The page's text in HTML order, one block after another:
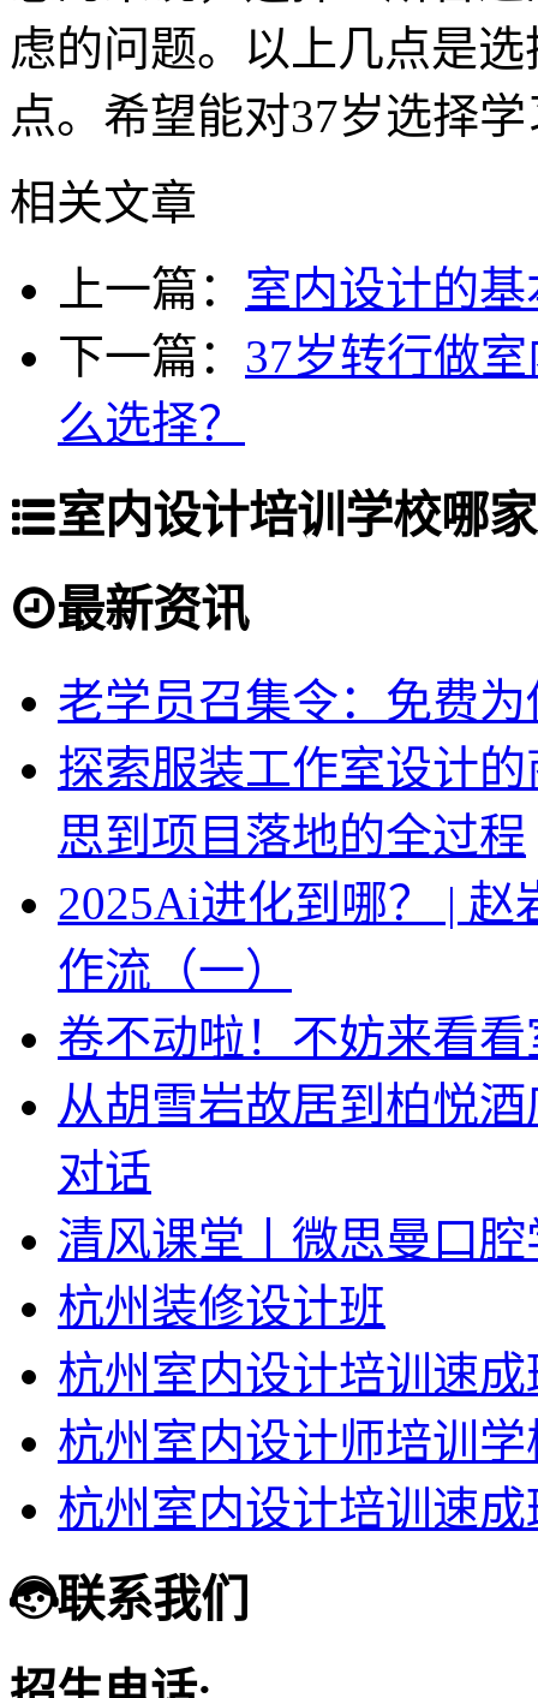
虑的问题。以上几点是
点。希望能对37岁选择
相关文章
上一篇： 室内设计的
下一篇： 37岁转行做
么选择？
室内设计培训学校哪
最新资讯
老学员召集令：免费
探索服装工作室设计
思到项目落地的全过程
2025Ai进化到哪？ |
作流（一）
卷不动啦！不妨来看
从胡雪岩故居到柏悦
对话
清风课堂丨微思曼口
杭州装修设计班
杭州室内设计培训速成
杭州室内设计师培训
杭州室内设计培训速成
联系我们